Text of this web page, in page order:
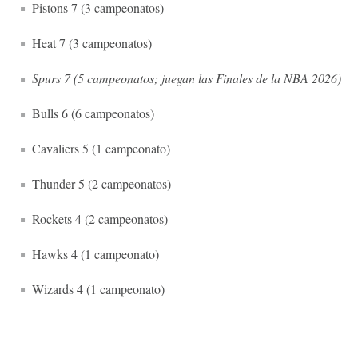
Pistons 7 (3 campeonatos)
Heat 7 (3 campeonatos)
Spurs 7 (5 campeonatos; juegan las Finales de la NBA 2026)
Bulls 6 (6 campeonatos)
Cavaliers 5 (1 campeonato)
Thunder 5 (2 campeonatos)
Rockets 4 (2 campeonatos)
Hawks 4 (1 campeonato)
Wizards 4 (1 campeonato)